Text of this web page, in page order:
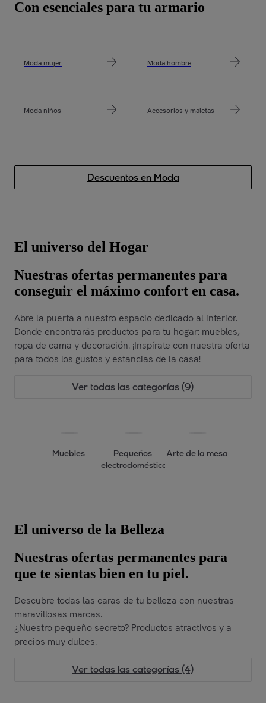
Con esenciales para tu armario
Moda mujer Moda hombre
Moda niños Accesorios y maletas
Descuentos en Moda
El universo del Hogar
Nuestras ofertas permanentes para
conseguir el máximo confort en casa.
Abre la puerta a nuestro espacio dedicado al interior.
Donde encontrarás productos para tu hogar: muebles,
ropa de cama y decoración. ¡Inspírate con nuestra oferta
para todos los gustos y estancias de la casa!
Ver todas las categorías (9)
Muebles
Pequeños
electrodomésticos
Arte de la mesa
El universo de la Belleza
Nuestras ofertas permanentes para
que te sientas bien en tu piel.
Descubre todas las caras de tu belleza con nuestras
maravillosas marcas.
¿Nuestro pequeño secreto? Productos atractivos y a
precios muy dulces.
Ver todas las categorías (4)